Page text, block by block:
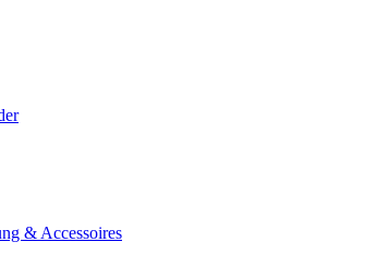
& Accessoires